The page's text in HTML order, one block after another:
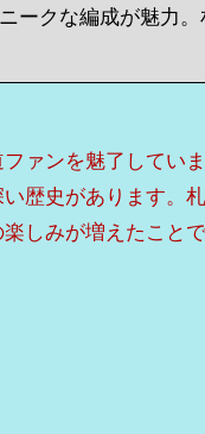
ークな編成が魅力
ァンを魅了してい
歴史があります。
しみが増えたこと